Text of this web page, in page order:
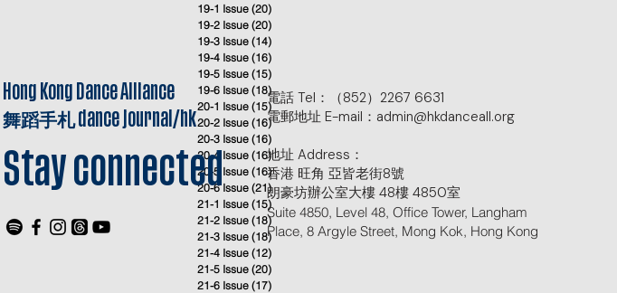
19-1 Issue (20)
19-2 Issue (20)
19-3 Issue (14)
19-4 Issue (16)
19-5 Issue (15)
19-6 Issue (18)18 posts
20-1 Issue (15)15 posts
20-2 Issue (16)16 posts
20-3 Issue (16)
20-4 Issue (16)16 posts
20-5 Issue (16)16 posts
20-6 Issue (21)21 posts
21-1 Issue (15)15 posts
21-2 Issue (18)18 posts
21-3 Issue (18)18 posts
21-4 Issue (12)
21-5 Issue (20)
21-6 Issue (17)
Hong Kong Dance Alliance
舞蹈手札dance journal/hk
Stay connected
電話 Tel：（852）2267 6631
電郵地址 E-mail：admin@hkdanceall.org
地址 Address：
香港 旺角 亞皆老街8號
朗豪坊辦公室大樓 48樓 4850室
Suite 4850, Level 48, Office Tower, Langham
Place, 8 Argyle Street, Mong Kok, Hong Kong